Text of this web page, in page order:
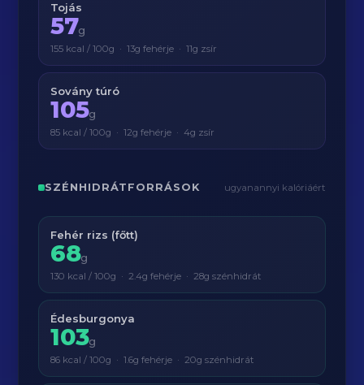
Tojás
57g
155 kcal / 100g · 13g fehérje · 11g zsír
Sovány túró
105g
85 kcal / 100g · 12g fehérje · 4g zsír
SZÉNHIDRÁTFORRÁSOK ugyanannyi kalóriáért
Fehér rizs (főtt)
68g
130 kcal / 100g · 2.4g fehérje · 28g szénhidrát
Édesburgonya
103g
86 kcal / 100g · 1.6g fehérje · 20g szénhidrát